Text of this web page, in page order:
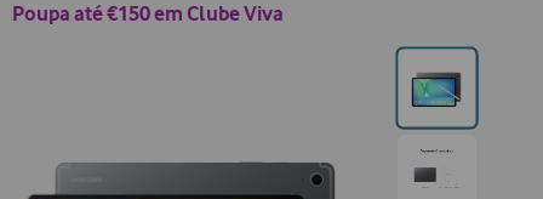
Poupa até €150 em Clube Viva
Ir
para
posição0
Ir